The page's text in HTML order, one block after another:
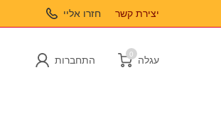
חזרו אליי יצירת קשר
התחברות
0
עגלה